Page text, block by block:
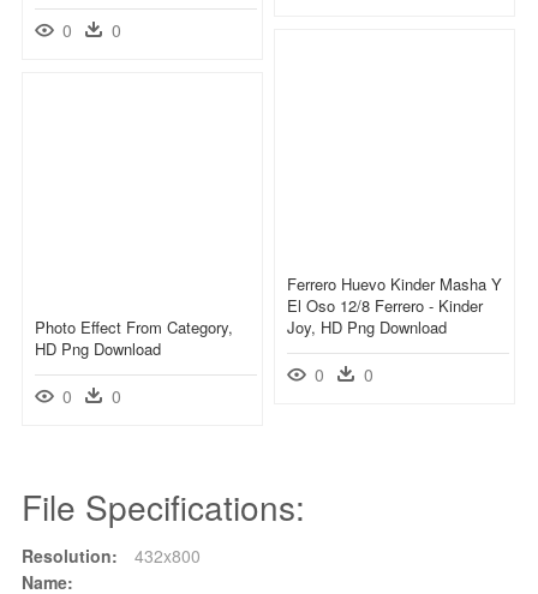
0 0
Ferrero Huevo Kinder Masha Y
El Oso 12/8 Ferrero - Kinder
Joy, HD Png Download
0 0
Photo Effect From Category,
HD Png Download
0 0
File Specifications:
Resolution:
432x800
Name: